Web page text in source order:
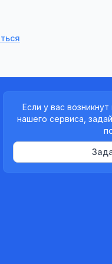
Если у вас
нашего сервиса,